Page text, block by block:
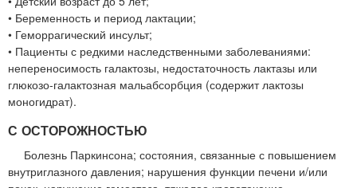
• Беременность и период лактации;
• Геморрагический инсульт;
• Пациенты с редкими наследственными заболеваниями:
непереносимость галактозы, недостаточность лактазы или
глюкозо-галактозная мальабсорбция (содержит лактозы
моногидрат).
С ОСТОРОЖНОСТЬЮ
Болезнь Паркинсона; состояния, связанные с повышением
внутриглазного давления; нарушения функции печени и/или